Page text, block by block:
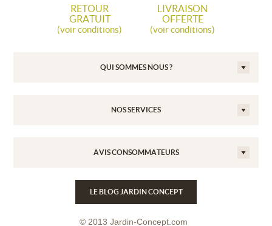
RETOUR
GRATUIT
(voir conditions)
LIVRAISON
OFFERTE
(voir conditions)
QUI SOMMES NOUS ?
NOS SERVICES
AVIS CONSOMMATEURS
LE BLOG JARDIN CONCEPT
© 2013 Jardin-Concept.com